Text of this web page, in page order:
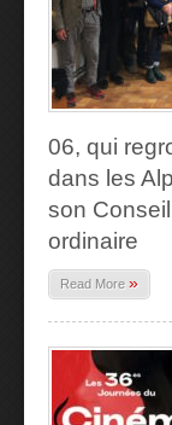
06, qui
dans les
son
ordinaire
Read More »